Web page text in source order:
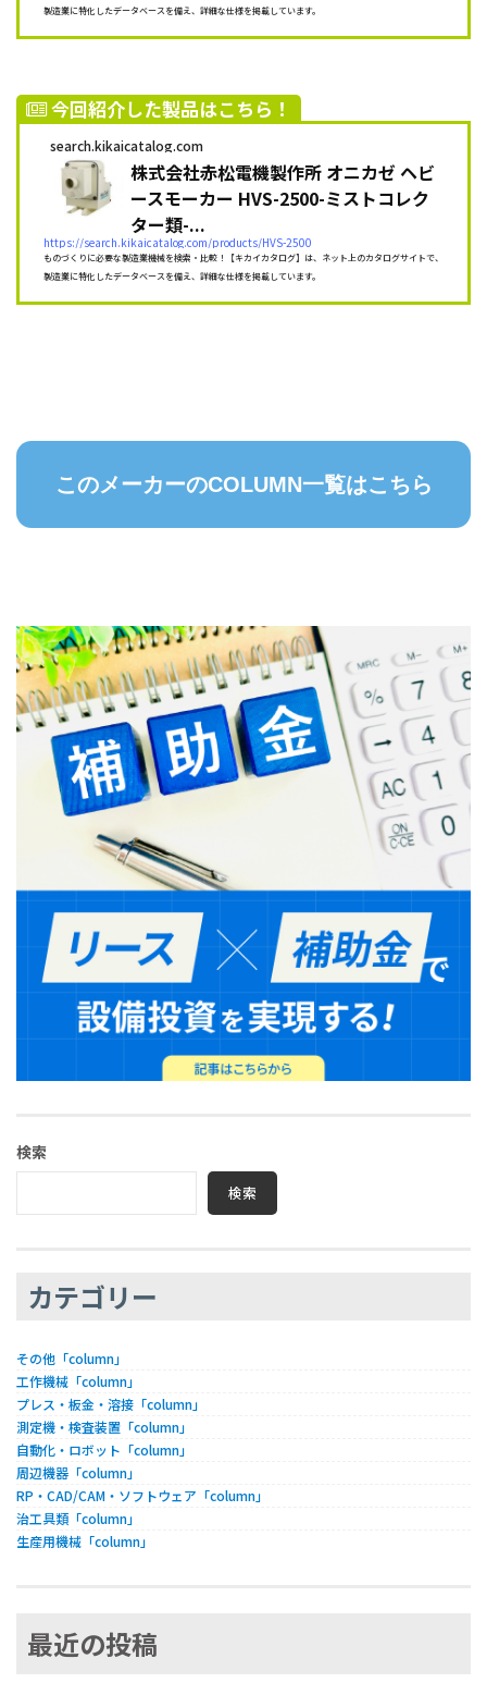
製造業に特化したデータベースを備え、詳細な仕様を掲載しています。
今回紹介した製品はこちら！
search.kikaicatalog.com
株式会社赤松電機製作所 オニカゼ ヘビ
ースモーカー HVS-2500-ミストコレク
ター類-...
https://search.kikaicatalog.com/products/HVS-2500
ものづくりに必要な製造業機械を検索・比較！【キカイカタログ】は、ネット上のカタログサイトで、
製造業に特化したデータベースを備え、詳細な仕様を掲載しています。
このメーカーのCOLUMN一覧はこちら
検索
検索
カテゴリー
その他「column」
工作機械「column」
プレス・板金・溶接「column」
測定機・検査装置「column」
自動化・ロボット「column」
周辺機器「column」
RP・CAD/CAM・ソフトウェア「column」
治工具類「column」
生産用機械「column」
最近の投稿